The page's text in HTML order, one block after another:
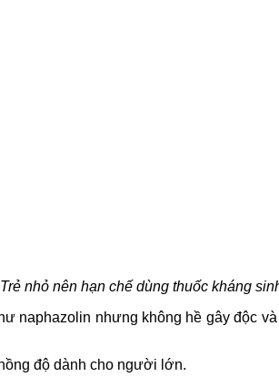
Trẻ nhỏ nên hạn chế dùng thuốc kháng
naphazolin nhưng không hề gây độc
độ dành cho người lớn.